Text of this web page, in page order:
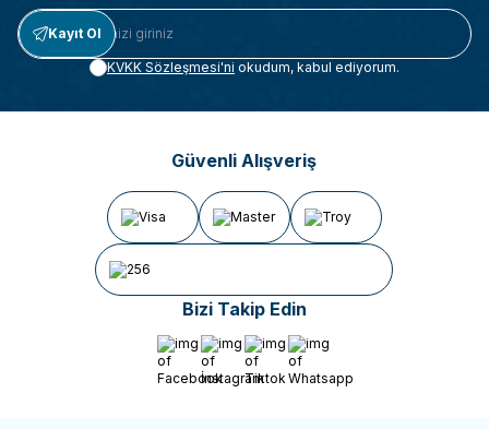
Kayıt Ol
KVKK Sözleşmesi'ni okudum, kabul ediyorum.
Güvenli Alışveriş
Bizi Takip Edin
Facebookİnstagram
Tiktok Whatsapp